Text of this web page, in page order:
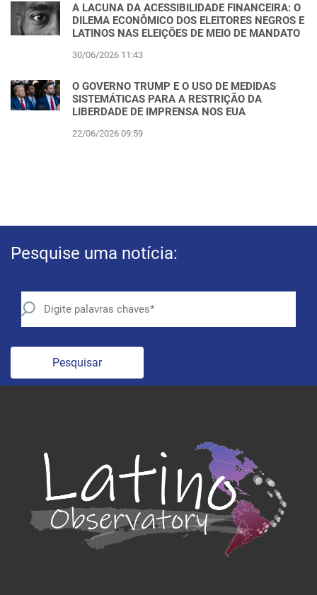
A LACUNA DA ACESSIBILIDADE FINANCEIRA: O
DILEMA ECONÔMICO DOS ELEITORES NEGROS E
LATINOS NAS ELEIÇÕES DE MEIO DE MANDATO
30/06/2026 11:43
O GOVERNO TRUMP E O USO DE MEDIDAS
SISTEMÁTICAS PARA A RESTRIÇÃO DA
LIBERDADE DE IMPRENSA NOS EUA
22/06/2026 09:59
Pesquise uma notícia:
Pesquisar